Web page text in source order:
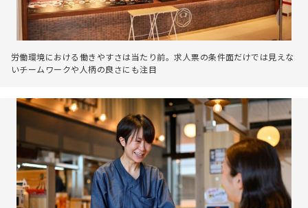
労働環境における働きやすさは当たり前。求人票の条件面だけでは見えな
いチームワークや人柄の良さにも注目